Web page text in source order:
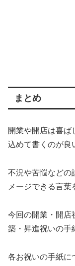
まとめ
開業や開店は喜ば
込めて書くのが良
不況や苦悩などの
メージできる言葉
今回の開業・開店
築・昇進祝いの手
各お祝いの手紙に